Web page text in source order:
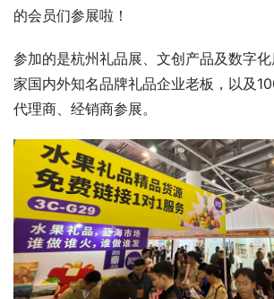
的会员们参展啦！
参加的是杭州礼品展、文创产品及数字
家国内外知名品牌礼品企业老板，以及
代理商、经销商参展。